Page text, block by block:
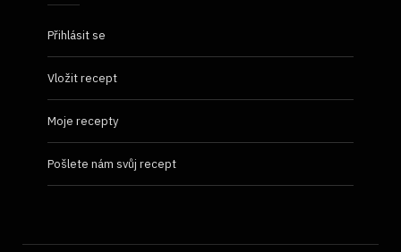
Přihlásit se
Vložit recept
Moje recepty
Pošlete nám svůj recept